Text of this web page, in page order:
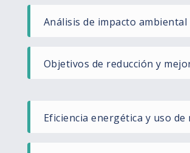
Análisis de impacto ambiental​
Objetivos de reducción y
Eficiencia energética y uso de